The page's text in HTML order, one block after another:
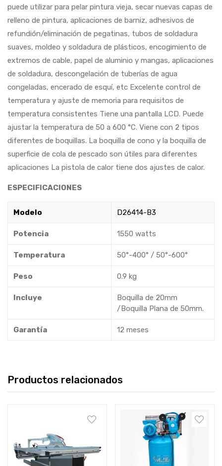
puede utilizar para pelar pintura vieja, secar nuevas capas de
relleno de pintura, aplicaciones de barniz, adhesivos de
refundión/eliminación de pegatinas, tubos de soldadura
suaves, moldeo y soldadura de plásticos, encogimiento de
extremos de cable, papel de aluminio y mangas, aplicaciones
de soldadura, descongelación de tuberías de agua
congeladas, encerado de esquí, etc Excelente control de
temperatura y ajuste de memoria para requisitos de
temperatura consistentes Tiene una pantalla LCD. Puede
ajustar la temperatura de 50 a 600 °C. Viene con 2 tipos
diferentes de boquillas. La boquilla de cono y la boquilla de
superficie de cola de pescado son útiles para diferentes
aplicaciones La pistola de calor tiene dos ajustes de calor.
ESPECIFICACIONES
Modelo D26414-B3
Potencia 1550 watts
Temperatura 50°-400° / 50°-600°
Peso 0.9 kg
Incluye
Boquilla de 20mm
/Boquilla Plana de 50mm.
Garantía 12 meses
Productos relacionados